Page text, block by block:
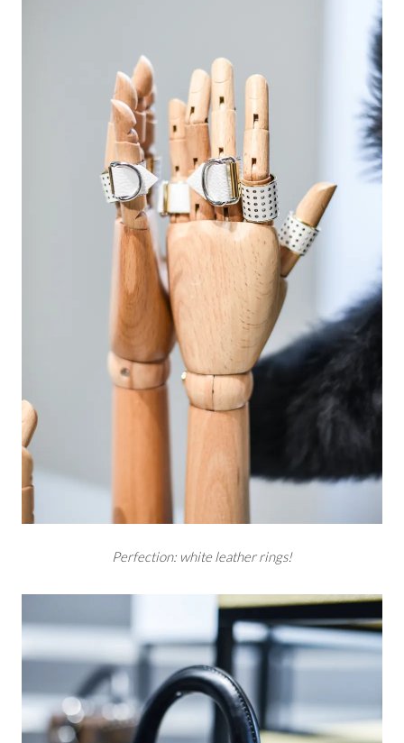
Perfection: white leather rings!